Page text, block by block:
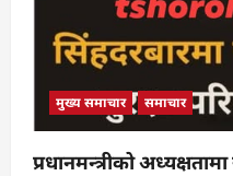
मुख्य समाचार समाचार
प्रधानमन्त्रीको